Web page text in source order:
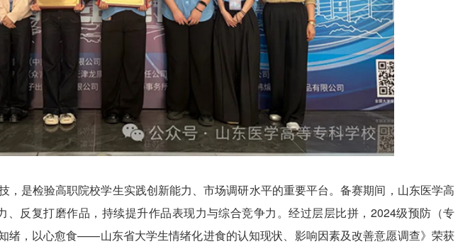
是检验高职院校学生实践创新能力、市场调研水平的重要平台。备赛期间，山东医学高
反复打磨作品，持续提升作品表现力与综合竞争力。经过层层比拼，2024级预防（专
绪，以心愈食——山东省大学生情绪化进食的认知现状、影响因素及改善意愿调查》荣获